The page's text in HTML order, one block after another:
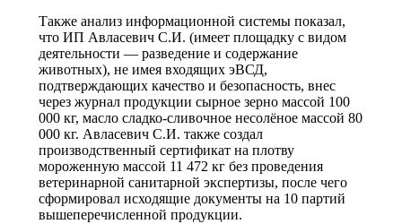
Также анализ информационной системы показал,
что ИП Авласевич С.И. (имеет площадку с видом
деятельности — разведение и содержание
животных), не имея входящих эВСД,
подтверждающих качество и безопасность, внес
через журнал продукции сырное зерно массой 100
000 кг, масло сладко-сливочное несолёное массой 80
000 кг. Авласевич С.И. также создал
производственный сертификат на плотву
мороженную массой 11 472 кг без проведения
ветеринарной санитарной экспертизы, после чего
сформировал исходящие документы на 10 партий
вышеперечисленной продукции.